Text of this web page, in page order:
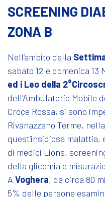
SCREENING
ZONA B
Nell’ambito della
sabato 12 e domenica 13
ed i Leo della
dell’Ambulatorio Mobile
Croce Rossa, si sono
Rivanazzano Terme,
quest’insidiosa
di medici Lions,
della glicemia e
A Voghera, da circa 80
5% delle persone